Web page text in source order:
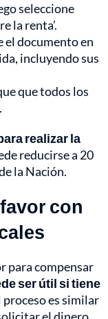
seleccione
la renta’.
el documento en
incluyendo sus
que todos los
realizar la
reducirse a 20
la Nación.
con
para compensar
ser útil si tiene
proceso es similar